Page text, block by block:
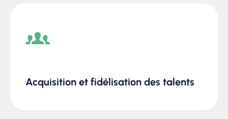
Acquisition et fidélisation des talents